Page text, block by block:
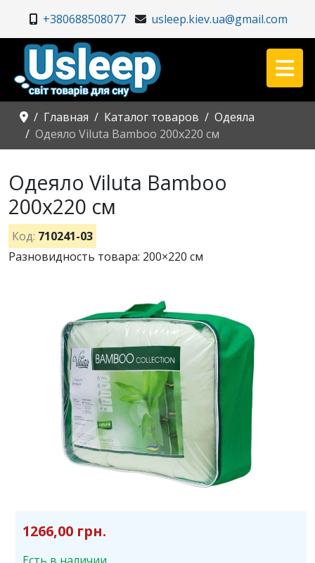
+380688508077 usleep.kiev.ua@gmail.com
Главная Каталог товаров
Одеяла
Одеяло Viluta Bamboo 200x220 см
Одеяло Viluta Bamboo
200x220 см
Код: 710241-03
Разновидность товара: 200×220 см
1266,00 грн.